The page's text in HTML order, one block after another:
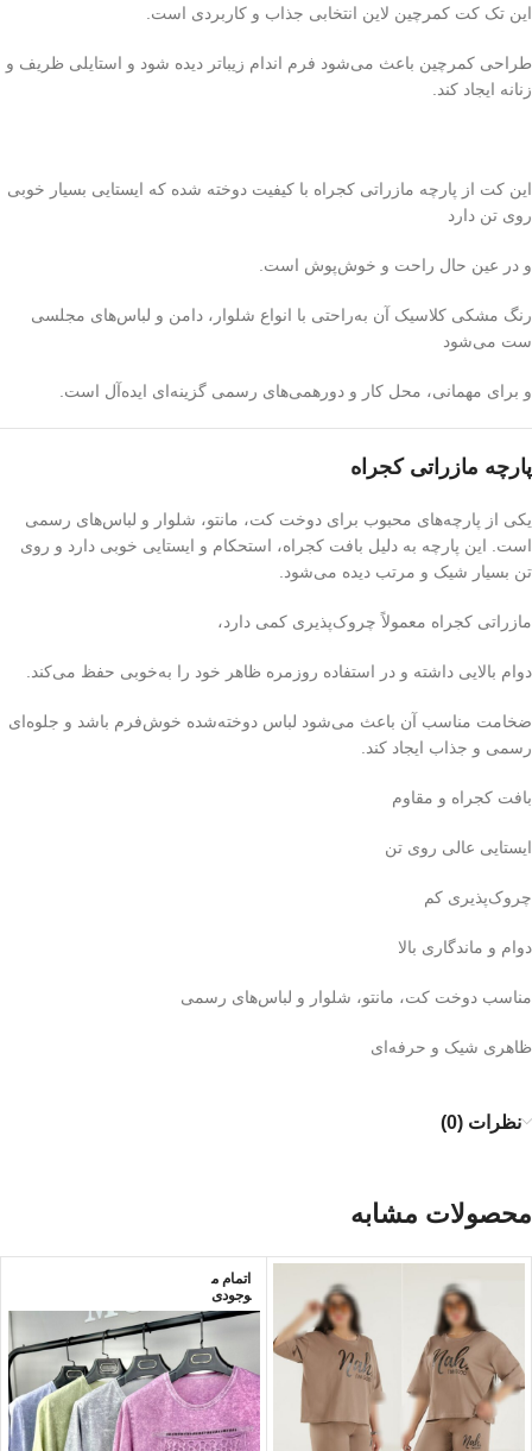
این تک کت کمرچین لاین انتخابی جذاب و کاربردی است.
طراحی کمرچین باعث می‌شود فرم اندام زیباتر دیده شود و استایلی ظریف و
زنانه ایجاد کند.
این کت از پارچه مازراتی کجراه با کیفیت دوخته شده که ایستایی بسیار خوبی
روی تن دارد
و در عین حال راحت و خوش‌پوش است.
رنگ مشکی کلاسیک آن به‌راحتی با انواع شلوار، دامن و لباس‌های مجلسی
ست می‌شود
و برای مهمانی، محل کار و دورهمی‌های رسمی گزینه‌ای ایده‌آل است.
پارچه مازراتی کجراه
یکی از پارچه‌های محبوب برای دوخت کت، مانتو، شلوار و لباس‌های رسمی
است. این پارچه به دلیل بافت کجراه، استحکام و ایستایی خوبی دارد و روی
تن بسیار شیک و مرتب دیده می‌شود.
مازراتی کجراه معمولاً چروک‌پذیری کمی دارد،
دوام بالایی داشته و در استفاده روزمره ظاهر خود را به‌خوبی حفظ می‌کند.
ضخامت مناسب آن باعث می‌شود لباس دوخته‌شده خوش‌فرم باشد و جلوه‌ای
رسمی و جذاب ایجاد کند.
بافت کجراه و مقاوم
ایستایی عالی روی تن
چروک‌پذیری کم
دوام و ماندگاری بالا
مناسب دوخت کت، مانتو، شلوار و لباس‌های رسمی
ظاهری شیک و حرفه‌ای
نظرات (0)
محصولات مشابه
اتمام م
وجودی